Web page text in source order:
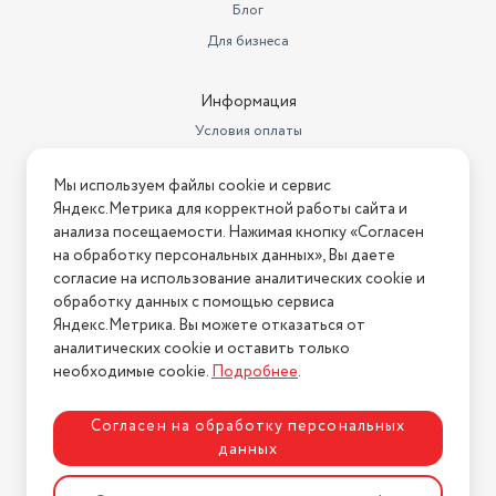
пластик
3.6 кг
12.5 см
Материал рожка
металл
Производитель
Kitfort
Мощность
1360 Вт
Материал жерновов
металл
Блог
Для бизнеса
Информация
Условия оплаты
Условия возврата
Нашли ошибку на сайте? Напишите нам
2026 © Интернет-магазин "АстМаркет". У нас есть всё!
Политика конфиденциальности
Разработка сайтаASTDESIGN
Мы используем файлы cookie и сервис
Яндекс.Метрика для корректной работы сайта и
анализа посещаемости. Нажимая кнопку «Согласен
на обработку персональных данных», Вы даете
согласие на использование аналитических cookie и
обработку данных с помощью сервиса
Яндекс.Метрика. Вы можете отказаться от
аналитических cookie и оставить только
необходимые cookie.Подробнее.
Согласен на обработку персональных
данных